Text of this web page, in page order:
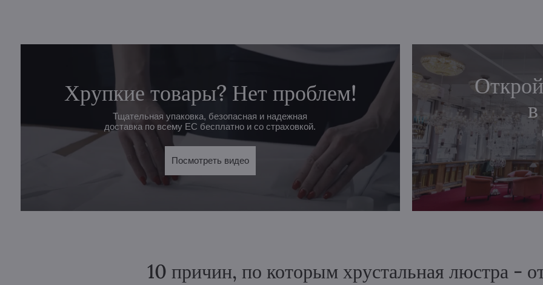
Хрупкие товары? Нет проблем!
Тщательная упаковка, безопасная и надежная
доставка по всему ЕС бесплатно и со страховкой.
Посмотреть видео
10 причин, по которым хрустальная люстра -